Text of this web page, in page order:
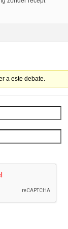
a este debate.